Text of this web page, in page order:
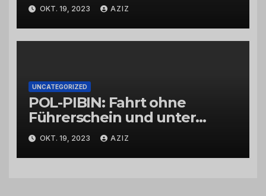
OKT. 19, 2023 AZIZ
UNCATEGORIZED
POL-PIBIN: Fahrt ohne
Führerschein und unter
Einfluss von Drogen
OKT. 19, 2023 AZIZ